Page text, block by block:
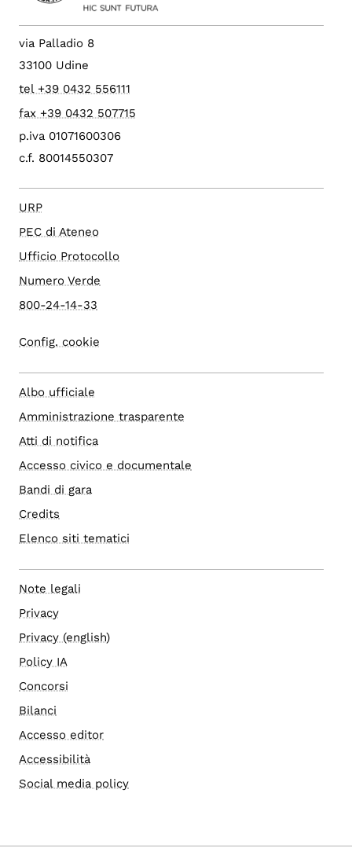
via Palladio 8
33100 Udine
tel +39 0432 556111
fax +39 0432 507715
p.iva 01071600306
c.f. 80014550307
URP
PEC di Ateneo
Ufficio Protocollo
Numero Verde
800-24-14-33
Config. cookie
Albo ufficiale
Amministrazione trasparente
Atti di notifica
Accesso civico e documentale
Bandi di gara
Credits
Elenco siti tematici
Note legali
Privacy
Privacy (english)
Policy IA
Concorsi
Bilanci
Accesso editor
Accessibilità
Social media policy